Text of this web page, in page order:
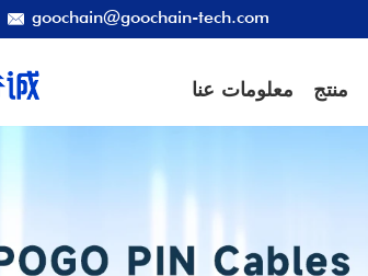
goochain@goochain-tech.com
معلومات عنا منتج